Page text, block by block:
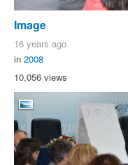
Image
16 years ago
in 2008
10,056 views